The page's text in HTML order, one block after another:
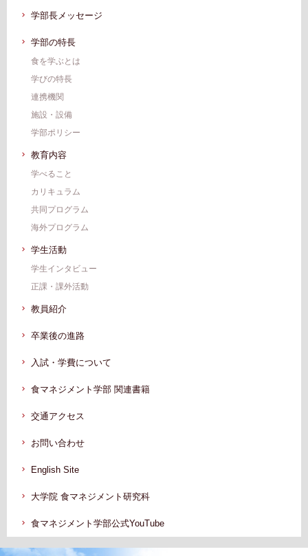
学部長メッセージ
学部の特長
食を学ぶとは
学びの特長
連携機関
施設・設備
学部ポリシー
教育内容
学べること
カリキュラム
共同プログラム
海外プログラム
学生活動
学生インタビュー
正課・課外活動
教員紹介
卒業後の進路
入試・学費について
食マネジメント学部 関連書籍
交通アクセス
お問い合わせ
English Site
大学院 食マネジメント研究科
食マネジメント学部公式YouTube